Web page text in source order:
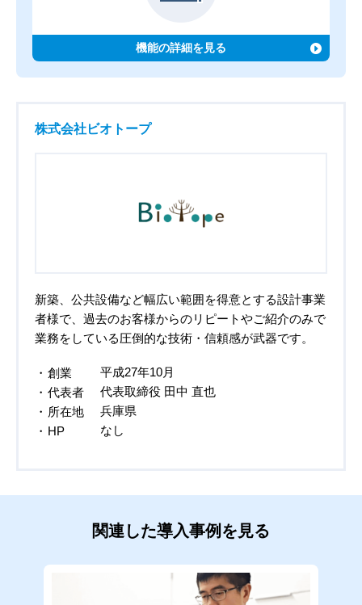
機能の詳細を見る
株式会社ビオトープ
新築、公共設備など幅広い範囲を得意とする設計事業
者様で、過去のお客様からのリピートやご紹介のみで
業務をしている圧倒的な技術・信頼感が武器です。
創業
平成27年10月
代表者
代表取締役 田中 直也
所在地
兵庫県
HP
なし
関連した導入事例を見る